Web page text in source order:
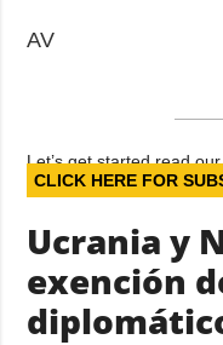
AV
Let’s get started read
CLICK HERE FOR
Ucrania y
exención